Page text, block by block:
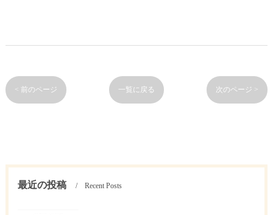
< 前のページ 一覧に戻る 次のページ >
最近の投稿 Recent Posts